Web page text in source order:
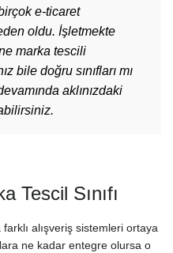
e-ticaret
oldu. İşletmekte
marka tescili
bile doğru sınıfları mı
aklınızdaki
Tescil Sınıfı
alışveriş sistemleri ortaya
ne kadar entegre olursa o